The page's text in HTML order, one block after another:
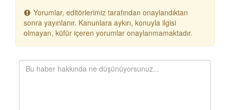
Yorumlar, editörlerimiz tarafından onaylandıktan
sonra yayınlanır. Kanunlara aykırı, konuyla ilgisi
olmayan, küfür içeren yorumlar onaylanmamaktadır.